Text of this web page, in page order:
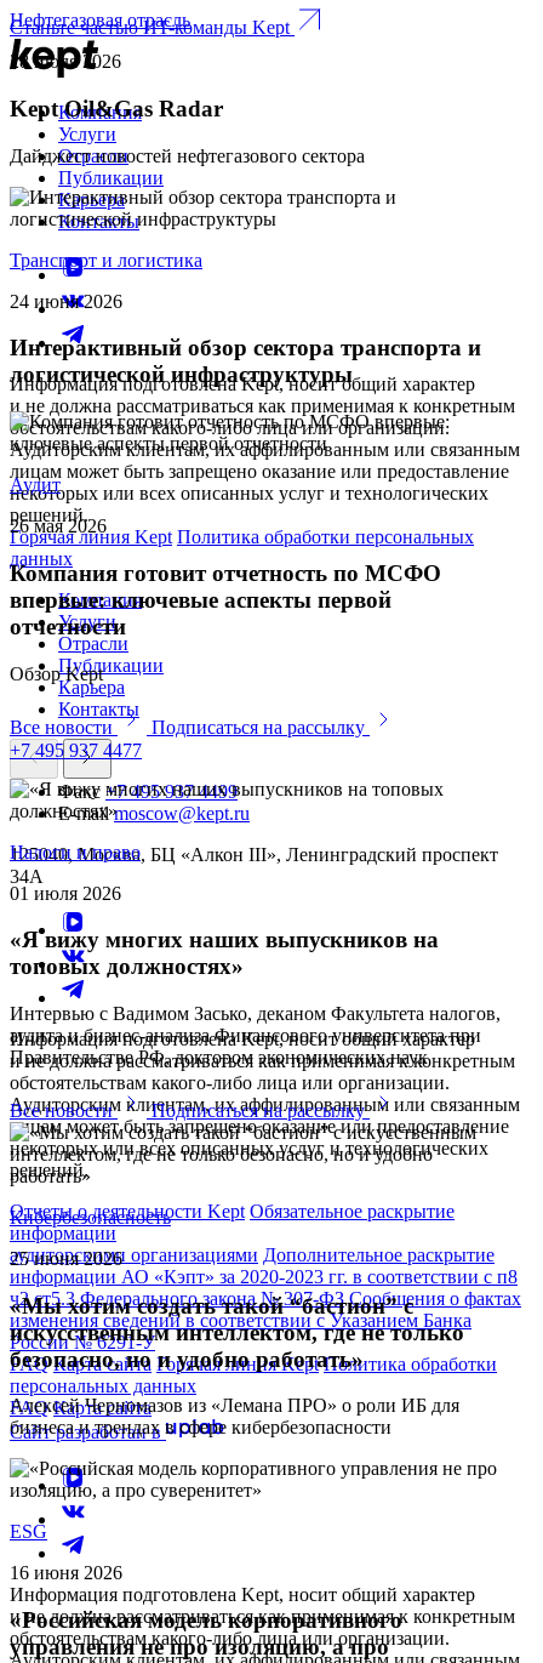
Нефтегазовая отрасль
28 июля 2026
Kept Oil&Gas Radar
Дайджест новостей нефтегазового сектора
Транспорт и логистика
24 июня 2026
Интерактивный обзор сектора транспорта и
логистической инфраструктуры
Аудит
26 мая 2026
Компания готовит отчетность по МСФО
впервые: ключевые аспекты первой
отчетности
Обзор Kept
Все новости Подписаться на рассылку
Налоги и право
01 июля 2026
«Я вижу многих наших выпускников на
топовых должностях»
Интервью с Вадимом Засько, деканом Факультета налогов,
аудита и бизнес-анализа Финансового университета при
Правительстве РФ, доктором экономических наук
Все новости Подписаться на рассылку
Кибербезопасность
25 июня 2026
«Мы хотим создать такой “бастион” с
искусственным интеллектом, где не только
безопасно, но и удобно работать»
Алексей Черномазов из «Лемана ПРО» о роли ИБ для
бизнеса и трендах в сфере кибербезопасности
ESG
16 июня 2026
«Российская модель корпоративного
управления не про изоляцию, а про
Станьте частью ИT-команды Kept
Компания
Услуги
Отрасли
Публикации
Карьера
Контакты
Информация подготовлена Kept, носит общий характер
и не должна рассматриваться как применимая к конкретным
обстоятельствам какого-либо лица или организации.
Аудиторским клиентам, их аффилированным или связанным
лицам может быть запрещено оказание или предоставление
некоторых или всех описанных услуг и технологических
решений.
Горячая линия Kept Политика обработки персональных
данных
Компания
Услуги
Отрасли
Публикации
Карьера
Контакты
+7 495 937 4477
Факс +7 495 937 4499
E-mail moscow@kept.ru
125040, Москва, БЦ «Алкон III», Ленинградский проспект
34А
Информация подготовлена Kept, носит общий характер
и не должна рассматриваться как применимая к конкретным
обстоятельствам какого-либо лица или организации.
Аудиторским клиентам, их аффилированным или связанным
лицам может быть запрещено оказание или предоставление
некоторых или всех описанных услуг и технологических
решений.
Отчеты о деятельности Kept Обязательное раскрытие
информации
аудиторскими организациями Дополнительное раскрытие
информации АО «Кэпт» за 2020-2023 гг. в соответствии с п8
ч2 ст5.3 Федерального закона № 307-ФЗ Сообщения о фактах
изменения сведений в соответствии с Указанием Банка
России № 6291-У
FAQ Карта сайта Горячая линия Kept Политика обработки
персональных данных
FAQ Карта сайта
Сайт разработан в
Информация подготовлена Kept, носит общий характер
и не должна рассматриваться как применимая к конкретным
обстоятельствам какого-либо лица или организации.